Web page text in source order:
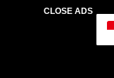
CLOSE ADS